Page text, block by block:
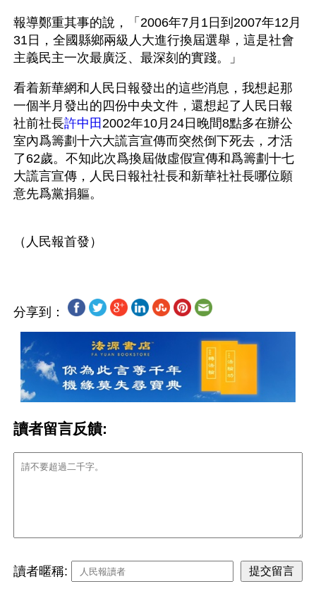
報導鄭重其事的說，「2006年7月1日到2007年12月
31日，全國縣鄉兩級人大進行換屆選舉，這是社會
主義民主一次最廣泛、最深刻的實踐。」
看着新華網和人民日報發出的這些消息，我想起那
一個半月發出的四份中央文件，還想起了人民日報
社前社長許中田 2002年10月24日晚間8點多在辦公
室內爲籌劃十六大謊言宣傳而突然倒下死去，才活
了62歲。不知此次爲換屆做虛假宣傳和爲籌劃十七
大謊言宣傳，人民日報社社長和新華社社長哪位願
意先爲黨捐軀。
分享到：
讀者留言反饋:
讀者暱稱: